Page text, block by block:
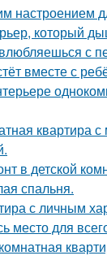
настроением
который
с
вместе с
квартира с
в детской
спальня.
с личным
место для